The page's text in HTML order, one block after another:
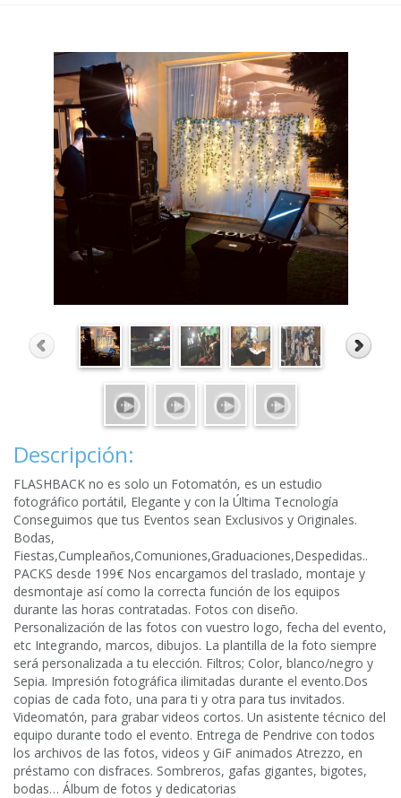
Descripción:
FLASHBACK no es solo un Fotomatón, es un estudio
fotográfico portátil, Elegante y con la Última Tecnología
Conseguimos que tus Eventos sean Exclusivos y Originales.
Bodas,
Fiestas,Cumpleaños,Comuniones,Graduaciones,Despedidas..
PACKS desde 199€ Nos encargamos del traslado, montaje y
desmontaje así como la correcta función de los equipos
durante las horas contratadas. Fotos con diseño.
Personalización de las fotos con vuestro logo, fecha del evento,
etc Integrando, marcos, dibujos. La plantilla de la foto siempre
será personalizada a tu elección. Filtros; Color, blanco/negro y
Sepia. Impresión fotográfica ilimitadas durante el evento.Dos
copias de cada foto, una para ti y otra para tus invitados.
Videomatón, para grabar videos cortos. Un asistente técnico del
equipo durante todo el evento. Entrega de Pendrive con todos
los archivos de las fotos, videos y GiF animados Atrezzo, en
préstamo con disfraces. Sombreros, gafas gigantes, bigotes,
bodas… Álbum de fotos y dedicatorias